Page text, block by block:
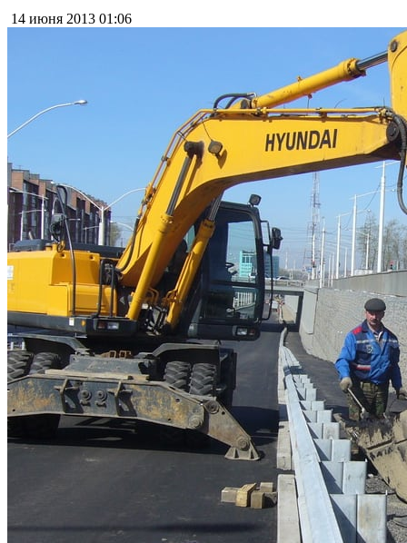
14 июня 2013 01:06